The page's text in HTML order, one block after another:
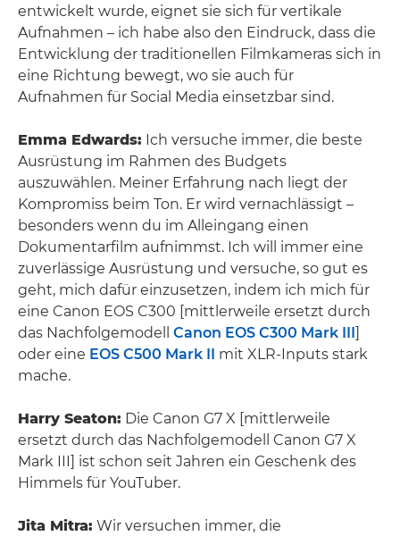
entwickelt wurde, eignet sie sich für vertikale
Aufnahmen – ich habe also den Eindruck, dass die
Entwicklung der traditionellen Filmkameras sich in
eine Richtung bewegt, wo sie auch für
Aufnahmen für Social Media einsetzbar sind.
Emma Edwards: Ich versuche immer, die beste
Ausrüstung im Rahmen des Budgets
auszuwählen. Meiner Erfahrung nach liegt der
Kompromiss beim Ton. Er wird vernachlässigt –
besonders wenn du im Alleingang einen
Dokumentarfilm aufnimmst. Ich will immer eine
zuverlässige Ausrüstung und versuche, so gut es
geht, mich dafür einzusetzen, indem ich mich für
eine Canon EOS C300 [mittlerweile ersetzt durch
das Nachfolgemodell Canon EOS C300 Mark III
oder eine EOS C500 Mark II
mit XLR-Inputs stark
mache.
Harry Seaton: Die Canon G7 X [mittlerweile
ersetzt durch das Nachfolgemodell Canon G7 X
Mark III] ist schon seit Jahren ein Geschenk des
Himmels für YouTuber.
Jita Mitra: Wir versuchen immer, die